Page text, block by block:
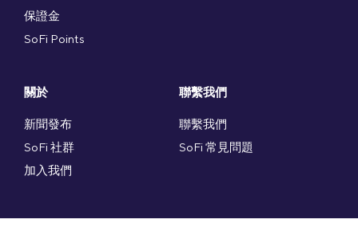
保證金
SoFi Points
關於
新聞發布
SoFi 社群
加入我們
聯繫我們
聯繫我們
SoFi 常見問題